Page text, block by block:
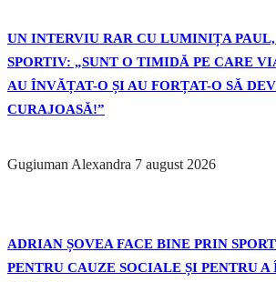
UN INTERVIU RAR CU LUMINIȚA
SPORTIV: „SUNT O TIMIDĂ PE CARE
AU ÎNVĂȚAT-O ȘI AU FORȚAT-O SĂ
CURAJOASĂ!”
Gugiuman Alexandra 7 august 2026
ADRIAN ȘOVEA FACE BINE PRIN
PENTRU CAUZE SOCIALE ȘI PENTRU